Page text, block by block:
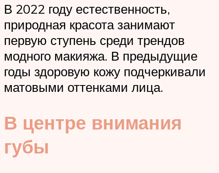
В 2022 году естественность,
природная красота занимают
первую ступень среди трендов
модного макияжа. В предыдущие
годы здоровую кожу подчеркивали
матовыми оттенками лица.
В центре внимания
губы